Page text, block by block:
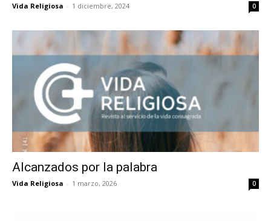
Vida Religiosa - 1 diciembre, 2024 0
Alcanzados por la palabra
Vida Religiosa - 1 marzo, 2026 0